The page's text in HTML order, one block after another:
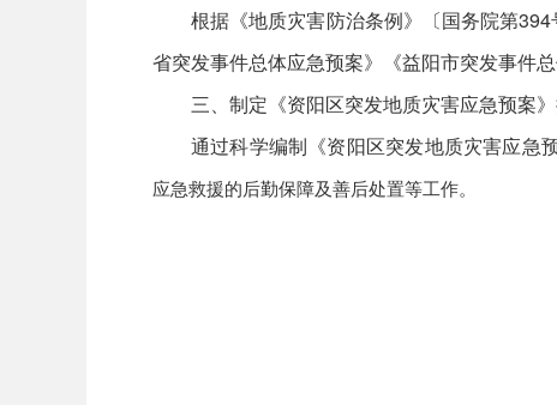
根据《地质灾害防治条例》〔国务院第
省突发事件总体应急预案》《益阳市突发事件
三、制定《资阳区突发地质灾害应急预案
通过科学编制《资阳区突发地质灾害应急
应急救援的后勤保障及善后处置等工作。